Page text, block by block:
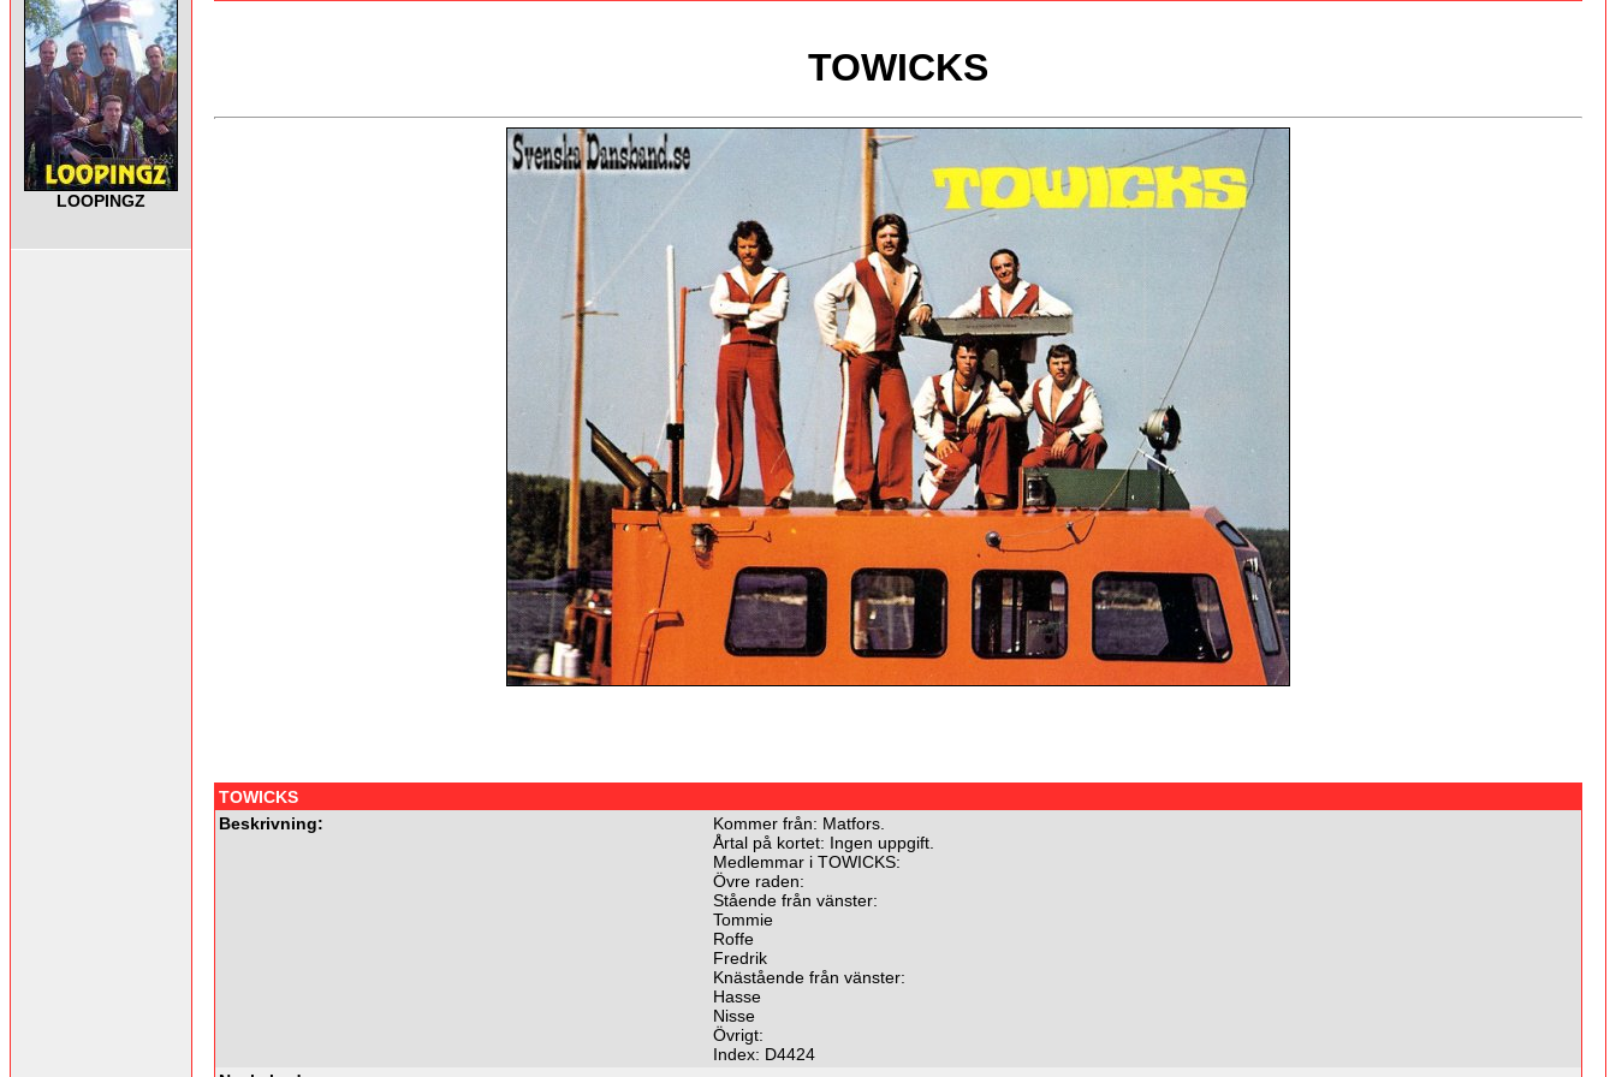
LOOPINGZ
TOWICKS
TOWICKS
Beskrivning:
Kommer från: Matfors.
Årtal på kortet: Ingen uppgift.
Medlemmar i TOWICKS:
Övre raden:
Stående från vänster:
Tommie
Roffe
Fredrik
Knästående från vänster:
Hasse
Nisse
Övrigt:
Index: D4424